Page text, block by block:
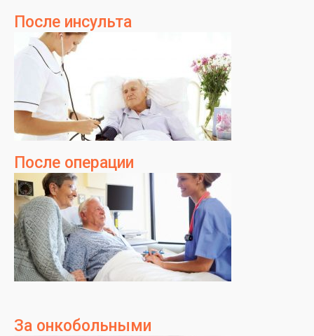
После инсульта
После операции
За онкобольными